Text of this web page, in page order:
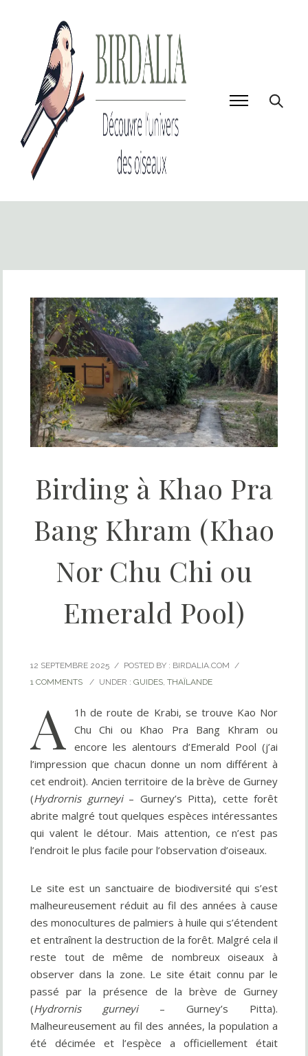
Birding à Khao Pra
Bang Khram (Khao
Nor Chu Chi ou
Emerald Pool)
12 SEPTEMBRE 2025 / POSTED BY : BIRDALIA.COM /
1 COMMENTS
/ UNDER : GUIDES, THAÏLANDE
A
1h de route de Krabi, se trouve Kao Nor
Chu Chi ou Khao Pra Bang Khram ou
encore les alentours d’Emerald Pool (j’ai
l’impression que chacun donne un nom différent à
cet endroit). Ancien territoire de la brève de Gurney
(Hydrornis gurneyi– Gurney’s Pitta), cette forêt
abrite malgré tout quelques espèces intéressantes
qui valent le détour. Mais attention, ce n’est pas
l’endroit le plus facile pour l’observation d’oiseaux.
Le site est un sanctuaire de biodiversité qui s’est
malheureusement réduit au fil des années à cause
des monocultures de palmiers à huile qui s’étendent
et entraînent la destruction de la forêt. Malgré cela il
reste tout de même de nombreux oiseaux à
observer dans la zone. Le site était connu par le
passé par la présence de la brève de Gurney
(Hydrornis gurneyi– Gurney’s Pitta).
Malheureusement au fil des années, la population a
été décimée et l’espèce a officiellement était